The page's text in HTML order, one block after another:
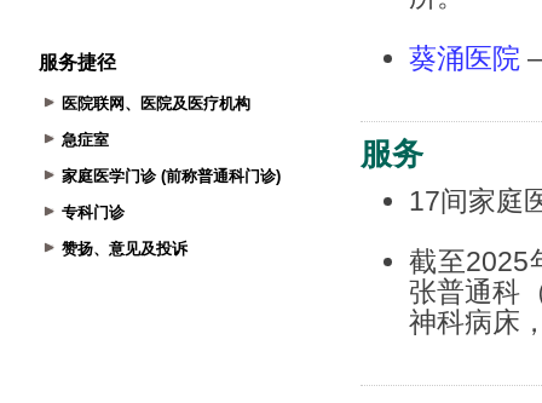
服务捷径
医院联网、医院及医疗机构
急症室
家庭医学门诊 (前称普通科门诊)
专科门诊
赞扬、意见及投诉